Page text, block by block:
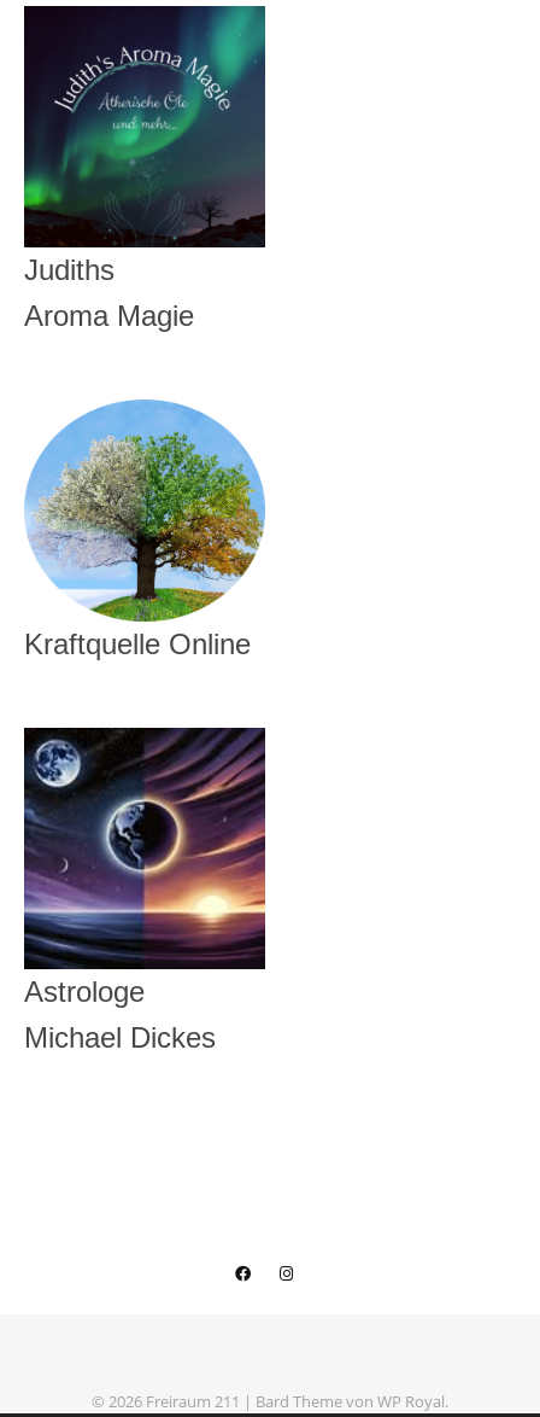
Judiths
Aroma Magie
Kraftquelle Online
Astrologe
Michael Dickes
© 2026 Freiraum 211 | Bard Theme von WP Royal.